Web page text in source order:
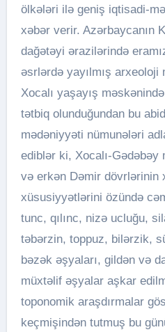
ölkələri ilə geniş iqtisadi-
xəbər verir. Azərbaycanın
dağətəyi ərazilərində
əsrlərdə yayılmış
Xocalı yaşayış
tətbiq olunduğundan bu
mədəniyyəti nümunələri
ediblər ki, Xocalı-Gədəbəy
və erkən Dəmir dövrlərinin
xüsusiyyətlərini özündə
tunc, qılınc, nizə ucluğu,
təbərzin, toppuz, bilərzik,
bəzək əşyaları, gildən və
müxtəlif əşyalar aşkar
toponomik araşdırmalar
keçmişindən tutmuş bu